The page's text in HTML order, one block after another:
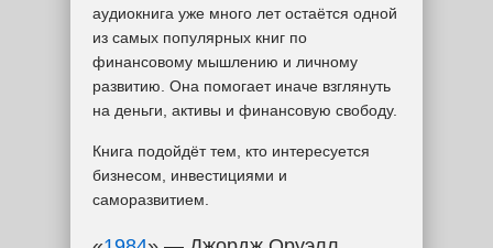
аудиокнига уже много лет остаётся одной
из самых популярных книг по
финансовому мышлению и личному
развитию. Она помогает иначе взглянуть
на деньги, активы и финансовую свободу.
Книга подойдёт тем, кто интересуется
бизнесом, инвестициями и
саморазвитием.